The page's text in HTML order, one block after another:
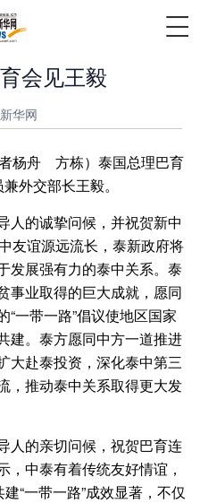
会见王毅
华网
杨舟 方栋）泰国总理巴育
外交部长王毅。
的诚挚问候，并祝贺新中
友谊源远流长，泰新政府将
发展强有力的泰中关系。泰
事业取得的巨大成就，愿同
一带一路”倡议使地区国家
建。泰方愿同中方一道推进
大赴泰投资，深化泰中第三
，推动泰中关系取得更大发
的亲切问候，祝贺巴育连
中泰有着传统友好情谊，
“一带一路”成效显著，不仅